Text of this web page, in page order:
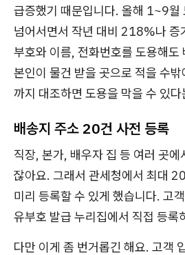
급증했기 때문입니다. 올해 1~9월
넘어서면서 작년 대비 218%나 증
부호와 이름, 전화번호를 도용해도
본인이 물건 받을 곳으로 적을 수
까지 대조하면 도용을 막을 수 있
배송지 주소 20건 사전 등록
직장, 본가, 배우자 집 등 여러 곳에
잖아요. 그래서 관세청에서 최대
미리 등록할 수 있게 했습니다. 고
유부호 발급 누리집에서 직접 등록
다만 이게 좀 번거롭긴 해요. 고객